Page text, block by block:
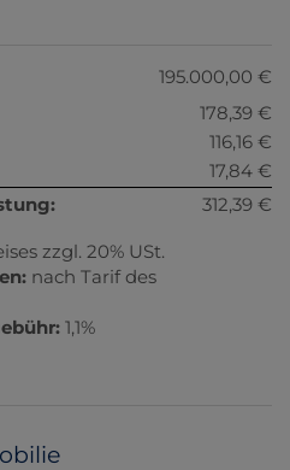
195.000,00 €
178,39 €
116,16 €
17,84 €
312,39 €
zzgl. 20% USt.
nach Tarif des
1,1%